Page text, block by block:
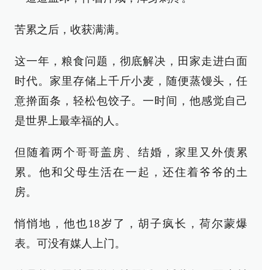
苦累之后，收获满满。
这一年，粮食问题，彻底解决，田家走进白面
时代。家里存储上千斤小麦，随便蒸馒头，任
意擀面条，轻松包饺子。一时间，他感觉自己
是世界上最幸福的人。
但随着两个哥哥盖房、结婚，家里又外债累
累。他和父母生活在一起，还住着爷爷的土
房。
悄悄地，他也18岁了，胡子疯长，荷尔蒙爆
表。可没有媒人上门。